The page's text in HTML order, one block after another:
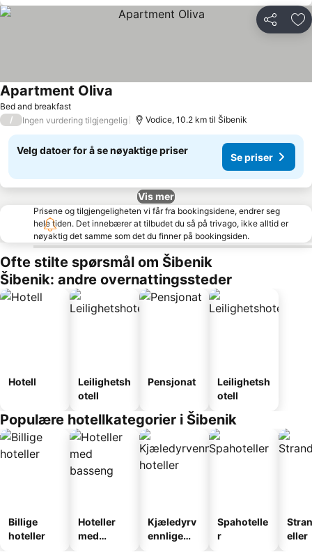
Del
Bed and breakfast
Apartment Oliva
/ Ingen vurdering tilgjengelig Vodice, 10.2 km til Šibenik
Velg datoer for å se nøyaktige priser
Se priser
Vis mer
Prisene og tilgjengeligheten vi får fra bookingsidene, endrer seg
hele tiden. Det innebærer at tilbudet du så på trivago, ikke alltid er
nøyaktig det samme som det du finner på bookingsiden.
Ofte stilte spørsmål om Šibenik
Šibenik: andre overnattingssteder
Hotell
Leilighetsh
otell
Pensjonat
Leilighetsh
otell
Populære hotellkategorier i Šibenik
Billige
hoteller
Hoteller
med
Kjæledyrv
ennlige
Spahotelle
r
eller